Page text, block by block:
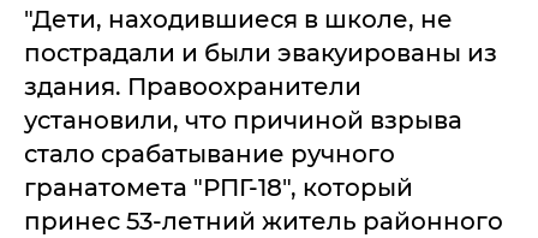
"Дети, находившиеся в школе, не
пострадали и были эвакуированы из
здания. Правоохранители
установили, что причиной взрыва
стало срабатывание ручного
гранатомета "РПГ-18", который
принес 53-летний житель районного